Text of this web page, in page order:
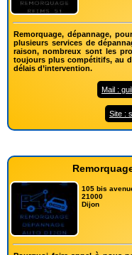
Remorquage, dépannage,
plusieurs services de
raison, nombreux sont les
toujours plus compétitifs, au
délais d’intervention.
Mail :
Site :
105 bis
21000
Dijon